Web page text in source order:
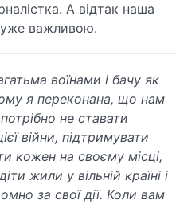
А відтак наша
важливою.
воїнами і бачу як
я переконана, що нам
не ставати
війни, підтримувати
кожен на своєму місці,
жили у вільній країні і
за свої дії. Коли вам